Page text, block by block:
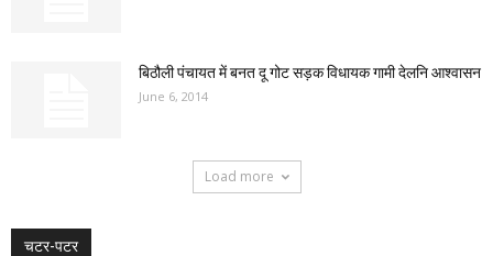
बिठौली पंचायत में बनत दू गोट सड़क विधायक गामी देलनि आश्वासन
June 6, 2014
Load more
चटर-पटर